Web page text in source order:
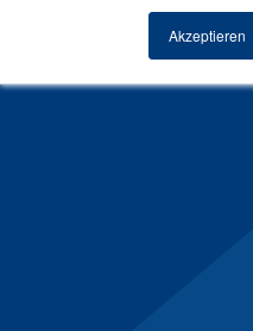
Akzeptieren
Infos anfordern